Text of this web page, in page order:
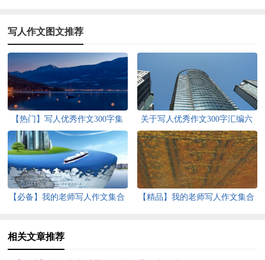
写人作文图文推荐
【热门】写人优秀作文300字集
合7篇
关于写人优秀作文300字汇编六
篇
【必备】我的老师写人作文集合
【精品】我的老师写人作文集合
相关文章推荐